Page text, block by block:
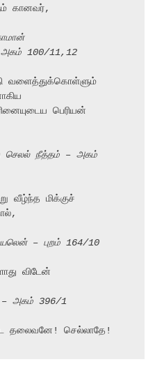
கானவர்,
அகம் 100/11,12
வளைத்துக்கொள்ளும்
பெரியன்
செலல் நீத்தம் – அகம்
வீழ்ந்த மிக்குச்
– புறம் 164/10
விடேன்
– அகம் 396/1
தலைவனே! செல்லாதே!